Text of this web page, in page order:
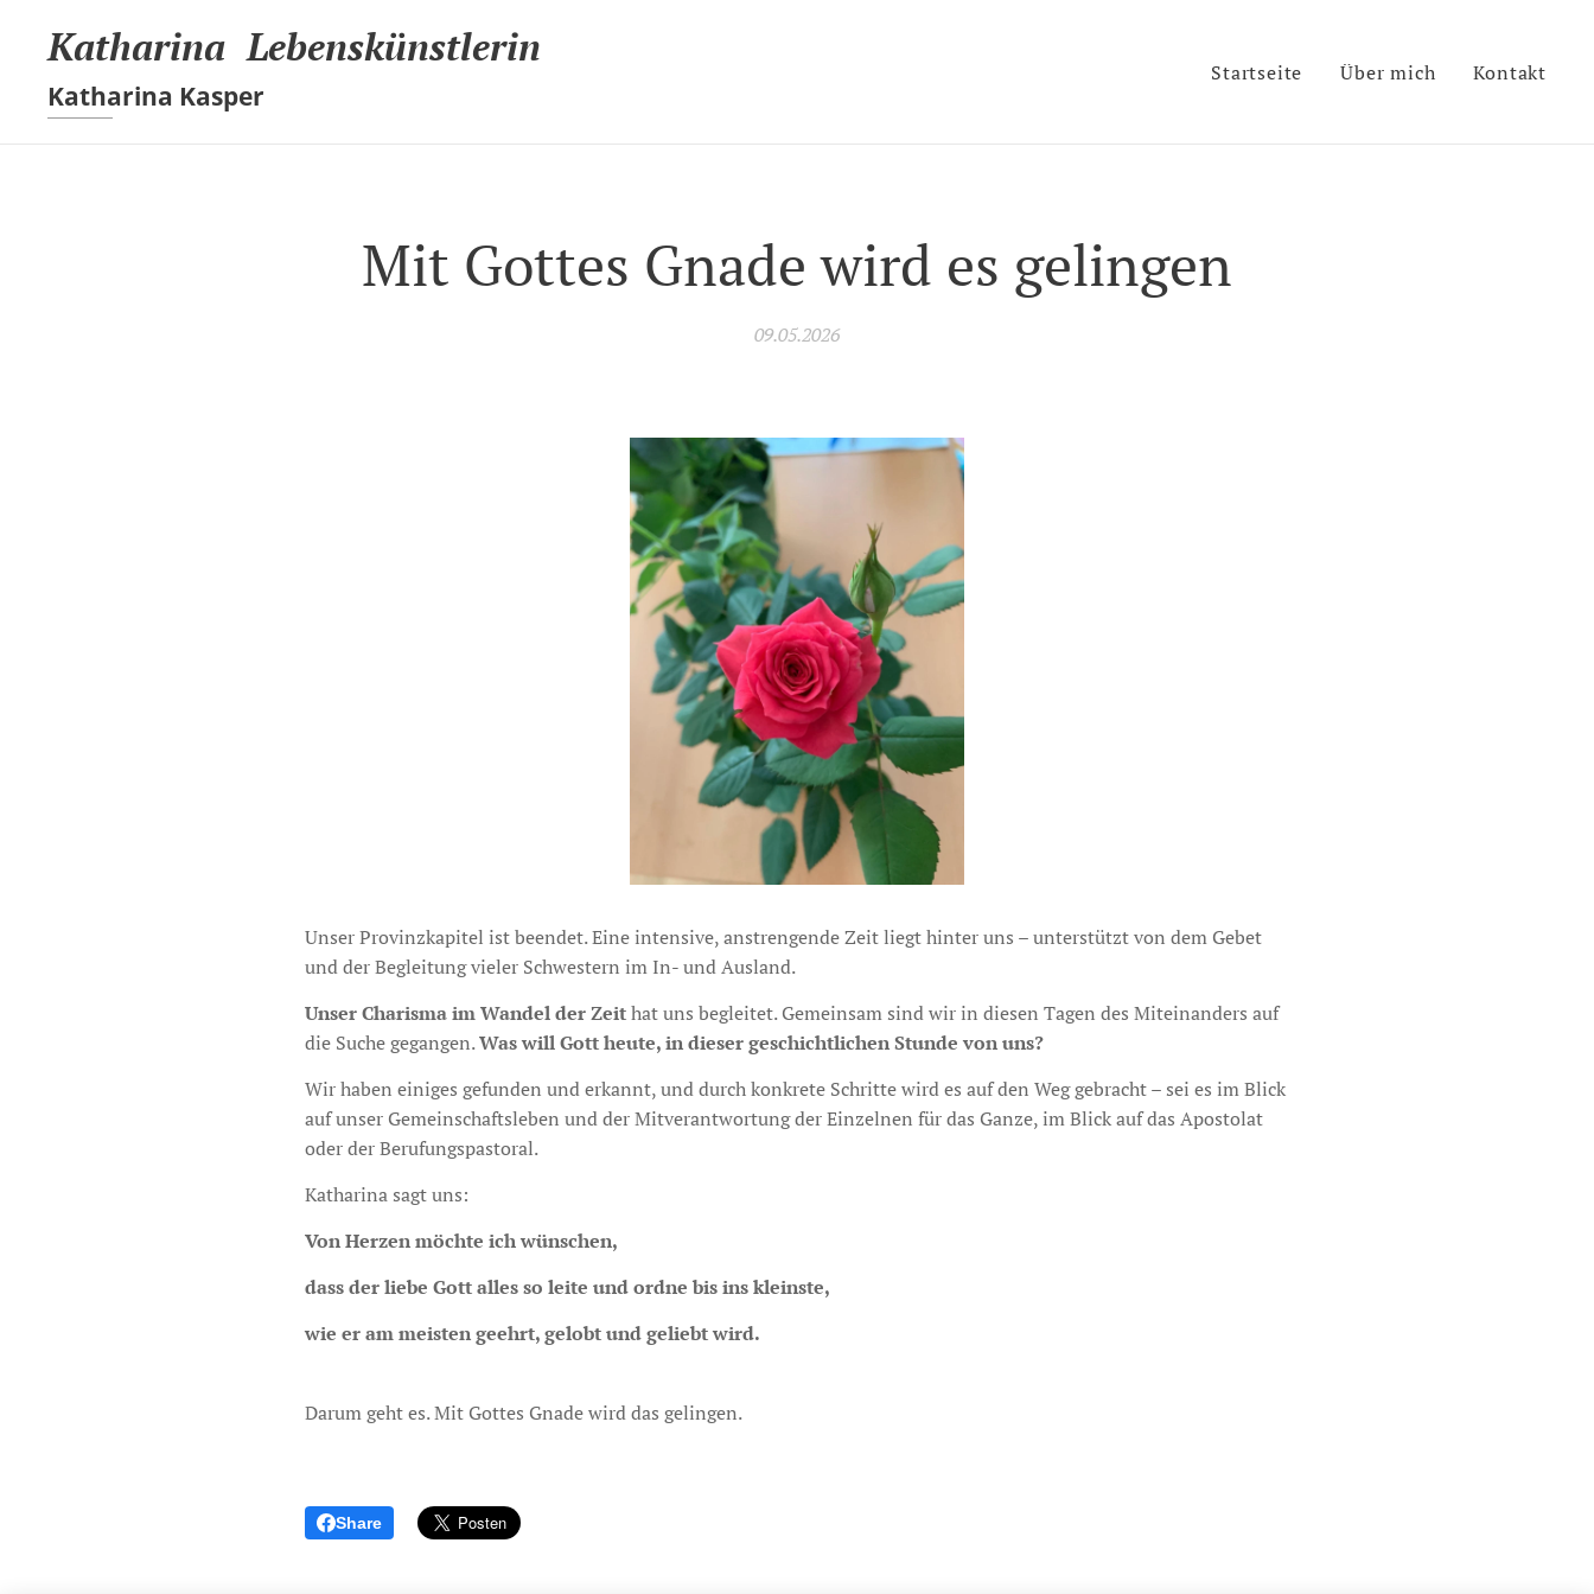
Katharina Lebenskünstlerin
Katharina Kasper
Startseite Über mich Kontakt
Mit Gottes Gnade wird es gelingen
09.05.2026
Unser Provinzkapitel ist beendet. Eine intensive, anstrengende Zeit liegt hinter uns – unterstützt von dem Gebet
und der Begleitung vieler Schwestern im In- und Ausland.
Unser Charisma im Wandel der Zeithat uns begleitet. Gemeinsam sind wir in diesen Tagen des Miteinanders auf
die Suche gegangen.Was will Gott heute, in dieser geschichtlichen Stunde von uns?
Wir haben einiges gefunden und erkannt, und durch konkrete Schritte wird es auf den Weg gebracht – sei es im Blick
auf unser Gemeinschaftsleben und der Mitverantwortung der Einzelnen für das Ganze, im Blick auf das Apostolat
oder der Berufungspastoral.
Katharina sagt uns:
Von Herzen möchte ich wünschen,
dass der liebe Gott alles so leite und ordne bis ins kleinste,
wie er am meisten geehrt, gelobt und geliebt wird.
Darum geht es. Mit Gottes Gnade wird das gelingen.
Share